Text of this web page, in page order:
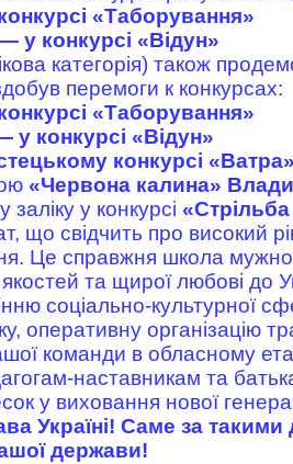
«Таборування»
— у конкурсі «Відун»
категорія) також
перемоги к конкурсах:
«Таборування»
у конкурсі «Відун»
конкурсі «Ватра»
«Червона калина»
у конкурсі
що свідчить про високий
Це справжня школа
та щирої любові до
соціально-культурної
оперативну організацію
команди в обласному
наставникам та
у виховання нової
Україні! Саме за такими
держави!